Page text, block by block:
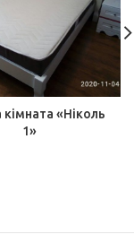
«Ніколь
1»